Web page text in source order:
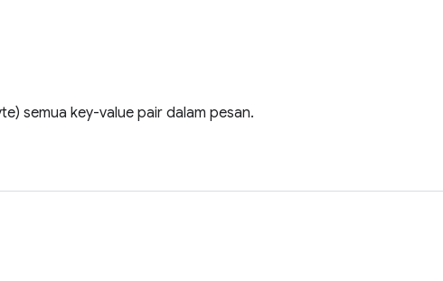
semua key-value pair dalam pesan.